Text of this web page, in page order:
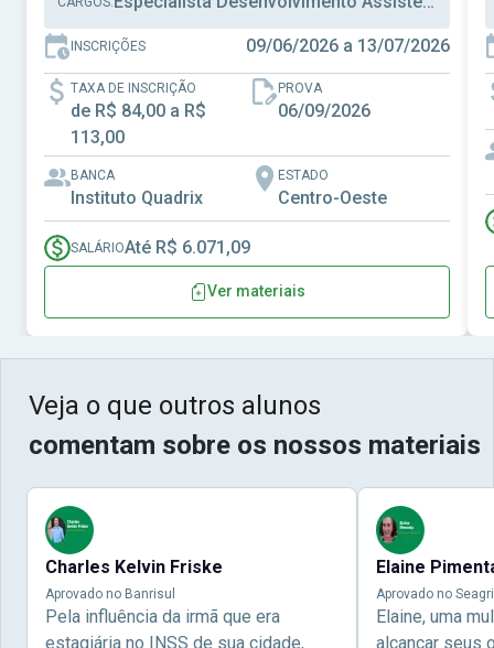
INSCRIÇÕES 09/06/2026 a 13/07/2026
TAXA DE INSCRIÇÃO
de R$ 84,00 a R$
113,00
PROVA
06/09/2026
BANCA
Instituto Quadrix
ESTADO
Centro-Oeste
SALÁRIOAté R$ 6.071,09
Ver materiais
Veja o que outros alunos
comentam sobre os nossos materiais
Charles Kelvin Friske
Aprovado no Banrisul
Pela influência da irmã que era
estagiária no INSS de sua cidade,
Elaine
Aprovado no
Elaine, uma
alcançar seus